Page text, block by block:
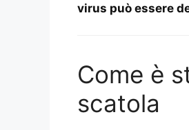
virus può essere
Come è
scatola